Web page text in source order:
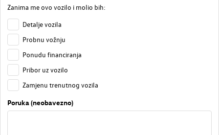
Zanima me ovo vozilo i molio bih:
Detalje vozila
Probnu vožnju
Ponudu financiranja
Pribor uz vozilo
Zamjenu trenutnog vozila
Poruka (neobavezno)